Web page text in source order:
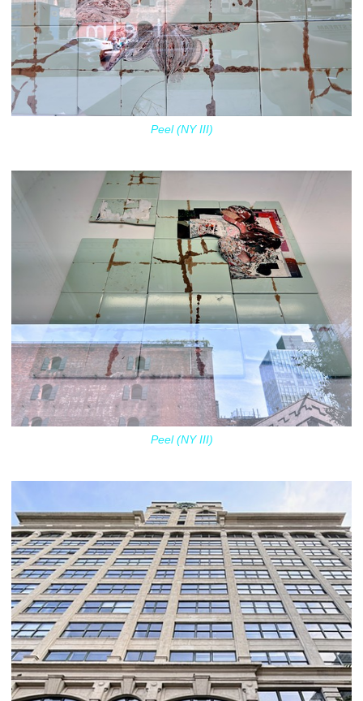
Peel (NY III)
Peel (NY III)